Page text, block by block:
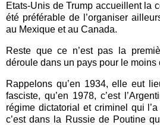
Etats-Unis de Trump accueillent la
été préférable de l’organiser
au Mexique et au Canada.
Reste que ce n’est pas la
déroule dans un pays pour le moins
Rappelons qu’en 1934, elle eut
fasciste, qu’en 1978, c’est
régime dictatorial et criminel qui
c’est dans la Russie de Poutine